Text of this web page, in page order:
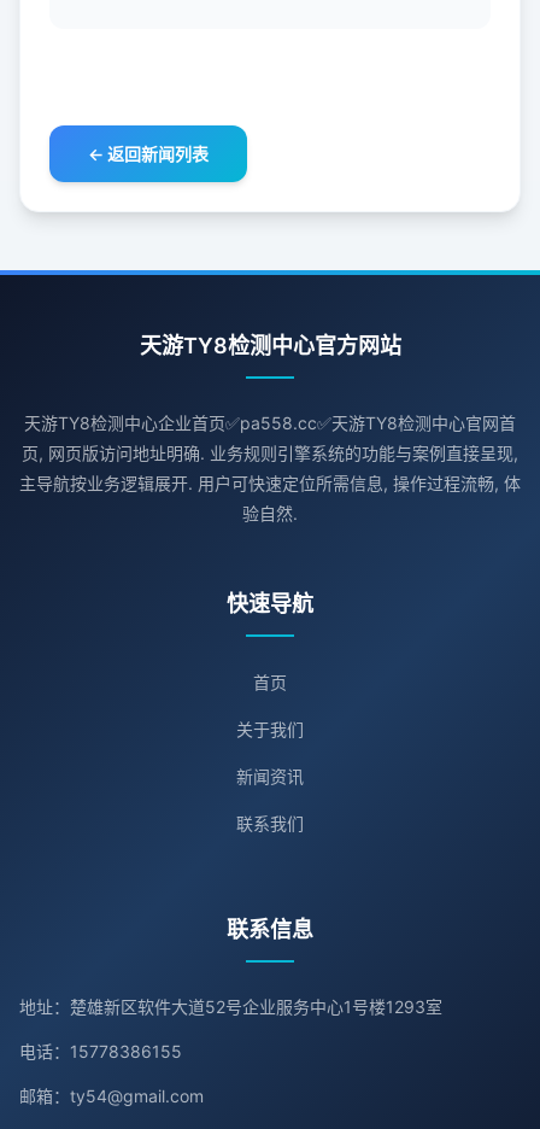
← 返回新闻列表
天游TY8检测中心官方网站
天游TY8检测中心企业首页✅pa558.cc✅天游TY8检测中心官网首
页, 网页版访问地址明确. 业务规则引擎系统的功能与案例直接呈现,
主导航按业务逻辑展开. 用户可快速定位所需信息, 操作过程流畅, 体
验自然.
快速导航
首页
关于我们
新闻资讯
联系我们
联系信息
地址：楚雄新区软件大道52号企业服务中心1号楼1293室
电话：15778386155
邮箱：ty54@gmail.com